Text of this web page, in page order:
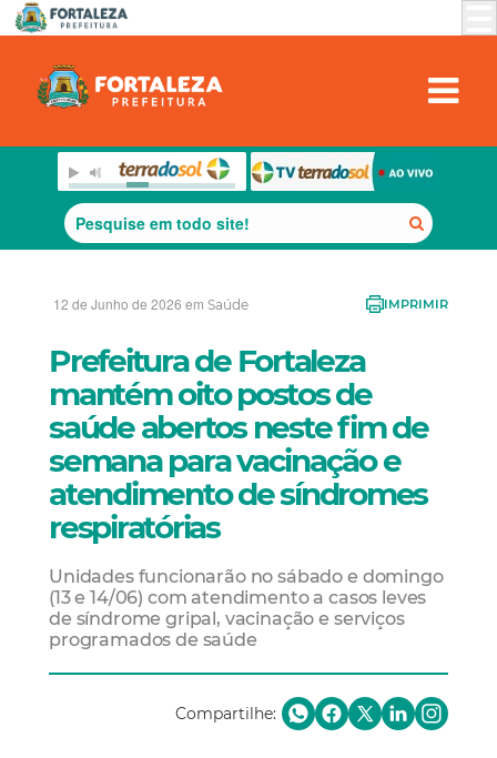
12 de Junho de 2026 em Saúde IMPRIMIR
Prefeitura de Fortaleza
mantém oito postos de
saúde abertos neste fim de
semana para vacinação e
atendimento de síndromes
respiratórias
Unidades funcionarão no sábado e domingo
(13 e 14/06) com atendimento a casos leves
de síndrome gripal, vacinação e serviços
programados de saúde
Compartilhe: